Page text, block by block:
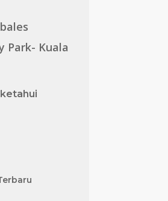
Park- Kuala